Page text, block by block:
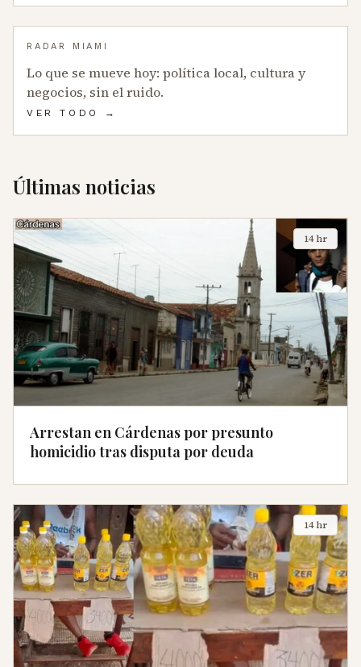
RADAR MIAMI
Lo que se mueve hoy: política local, cultura y
negocios, sin el ruido.
VER TODO →
Últimas noticias
14 hr
Arrestan en Cárdenas por presunto
homicidio tras disputa por deuda
14 hr